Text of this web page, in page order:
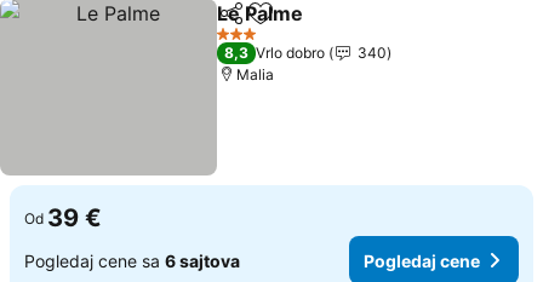
Deli Dodati u favorite
Le Palme
3 Zvezdice
8,3 Vrlo dobro
340
Malia
Od 39 €
Pogledaj cene sa 6 sajtova Pogledaj cene